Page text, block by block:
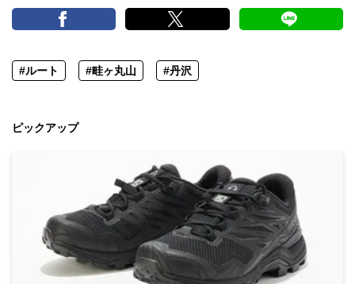
#ルート #畦ヶ丸山 #丹沢
ピックアップ